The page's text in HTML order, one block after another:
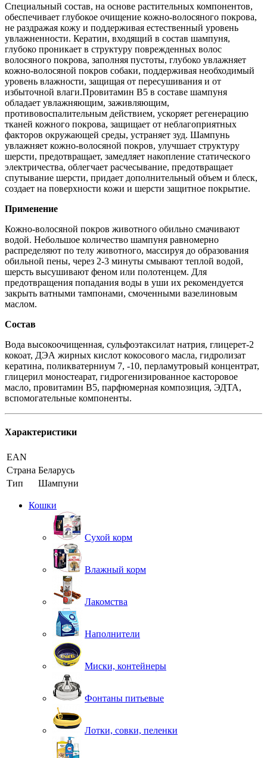
Специальный состав, на основе растительных компонентов,
обеспечивает глубокое очищение кожно-волосяного покрова,
не раздражая кожу и поддерживая естественный уровень
увлажненности. Кератин, входящий в состав шампуня,
глубоко проникает в структуру поврежденных волос
волосяного покрова, заполняя пустоты, глубоко увлажняет
кожно-волосяной покров собаки, поддерживая необходимый
уровень влажности, защищая от пересушивания и от
избыточной влаги.Провитамин В5 в составе шампуня
обладает увлажняющим, заживляющим,
противовоспалительным действием, ускоряет регенерацию
тканей кожного покрова, защищает от неблагоприятных
факторов окружающей среды, устраняет зуд. Шампунь
увлажняет кожно-волосяной покров, улучшает структуру
шерсти, предотвращает, замедляет накопление статического
электричества, облегчает расчесывание, предотвращает
спутывание шерсти, придает дополнительный объем и блеск,
создает на поверхности кожи и шерсти защитное покрытие.
Применение
Кожно-волосяной покров животного обильно смачивают
водой. Небольшое количество шампуня равномерно
распределяют по телу животного, массируя до образования
обильной пены, через 2-3 минуты смывают теплой водой,
шерсть высушивают феном или полотенцем. Для
предотвращения попадания воды в уши их рекомендуется
закрыть ватными тампонами, смоченными вазелиновым
маслом.
Состав
Вода высокоочищенная, сульфоэтаксилат натрия, глицерет-2
кокоат, ДЭА жирных кислот кокосового масла, гидролизат
кератина, поликватерниум 7, -10, перламутровый концентрат,
глицерил моностеарат, гидрогенизированное касторовое
масло, провитамин B5, парфюмерная композиция, ЭДТА,
вспомогательные компоненты.
Характеристики
EAN
Страна Беларусь
Тип
Шампуни
Кошки
Сухой корм
Влажный корм
Лакомства
Наполнители
Миски, контейнеры
Фонтаны питьевые
Лотки, совки, пеленки